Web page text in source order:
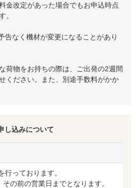
金改定があった場合でもお申込時点
。
告なく機材が変更になることがあり
荷物をお持ちの際は、ご出発の2週間
ください。また、別途手数料がかか
し込みについて
行っております。
の前の営業日までとなります。